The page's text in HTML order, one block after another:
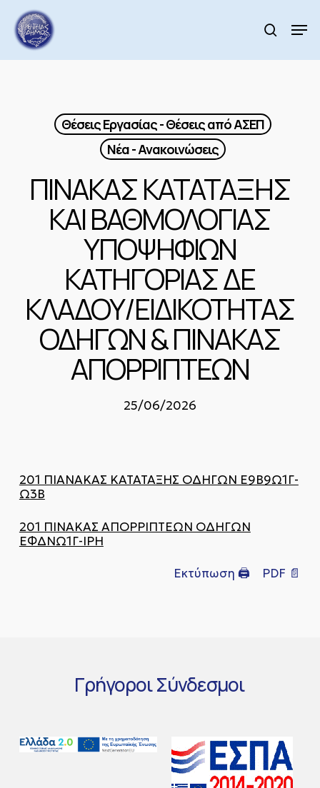
main
content
search
Θέσεις Εργασίας - Θέσεις από ΑΣΕΠ
Νέα - Ανακοινώσεις
ΠΙΝΑΚΑΣ ΚΑΤΑΤΑΞΗΣ
ΚΑΙ ΒΑΘΜΟΛΟΓΙΑΣ
ΥΠΟΨΗΦΙΩΝ
ΚΑΤΗΓΟΡΙΑΣ ΔΕ
ΚΛΑΔΟΥ/ΕΙΔΙΚΟΤΗΤΑΣ
ΟΔΗΓΩΝ & ΠΙΝΑΚΑΣ
ΑΠΟΡΡΙΠΤΕΩΝ
25/06/2026
201 ΠΙΑΝΑΚΑΣ ΚΑΤΑΤΑΞΗΣ ΟΔΗΓΩΝ Ε9Β9Ω1Γ-
Ω3Β
201 ΠΙΝΑΚΑΣ ΑΠΟΡΡΙΠΤΕΩΝ ΟΔΗΓΩΝ
ΕΦΔΝΩ1Γ-ΙΡΗ
Εκτύπωση 🖨 PDF 📄
ΓρήγοροιΣύνδεσμοι
Menu